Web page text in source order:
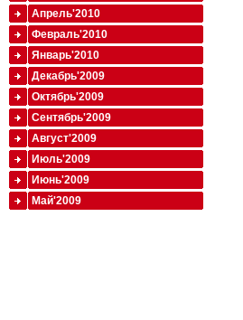
Апрель'2010
Февраль'2010
Январь'2010
Декабрь'2009
Октябрь'2009
Сентябрь'2009
Август'2009
Июль'2009
Июнь'2009
Май'2009